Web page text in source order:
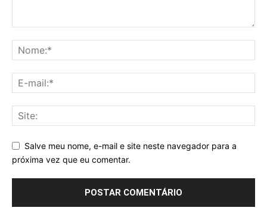
Salve meu nome, e-mail e site neste navegador para a
próxima vez que eu comentar.